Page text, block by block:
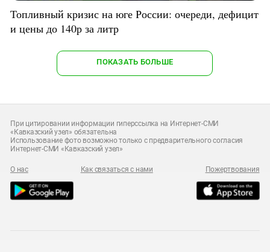
Топливный кризис на юге России: очереди, дефицит
и цены до 140р за литр
ПОКАЗАТЬ БОЛЬШЕ
При цитировании информации гиперссылка на Интернет-СМИ
«Кавказский узел» обязательна
Использование фото возможно только с предварительного согласия
Интернет-СМИ «Кавказский узел»
О нас Как связаться с нами Пожертвования